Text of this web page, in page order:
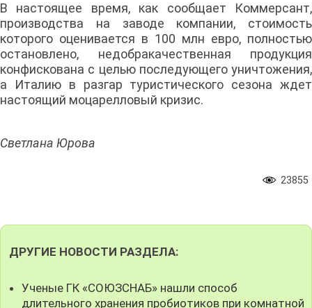
В настоящее время, как сообщает Коммерсант,
производства на заводе компании, стоимость
которого оценивается в 100 млн евро, полностью
остановлено, недобракачественная продукция
конфискована с целью последующего уничтожения,
а Италию в разгар туристического сезона ждет
настоящий моцарелловый кризис.
Светлана Юрова
23855
ДРУГИЕ НОВОСТИ РАЗДЕЛА:
Ученые ГК «СОЮЗСНАБ» нашли способ
длительного хранения пробиотиков при комнатной